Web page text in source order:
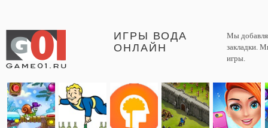
ИГРЫ ВОДА
ОНЛАЙН
Мы
закладки.
игры.